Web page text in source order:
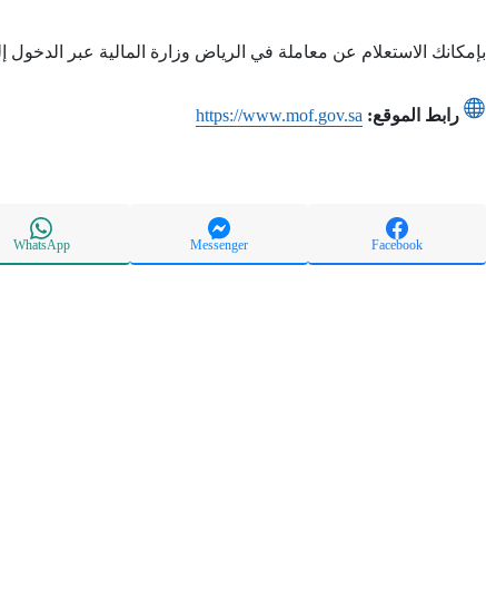
بإمكانك الاستعلام عن معاملة في الرياض وزارة المالية عبر الدخول
رابط الموقع: https://www.mof.gov.sa
Facebook
Messenger
WhatsApp